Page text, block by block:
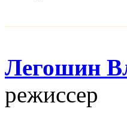
Легошин
режисcер